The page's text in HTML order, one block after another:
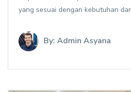
yang sesuai dengan kebutuhan
By: Admin Asyana